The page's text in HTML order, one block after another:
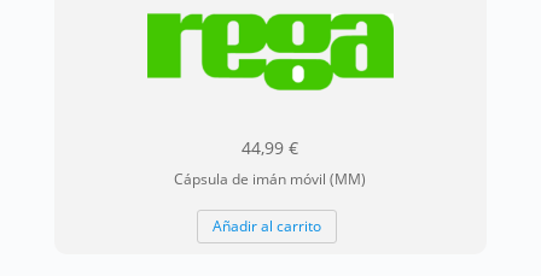
44,99€
Cápsula de imán móvil (MM)
Añadir al carrito